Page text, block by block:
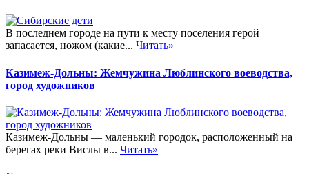
В последнем городе на пути к месту поселения герой
запасается, ножом (какие... Читать»
Казимеж-Дольны: Жемчужина Люблинского воеводства,
город художников
Казимеж-Дольны — маленький городок, расположенный на
берегах реки Вислы в... Читать»